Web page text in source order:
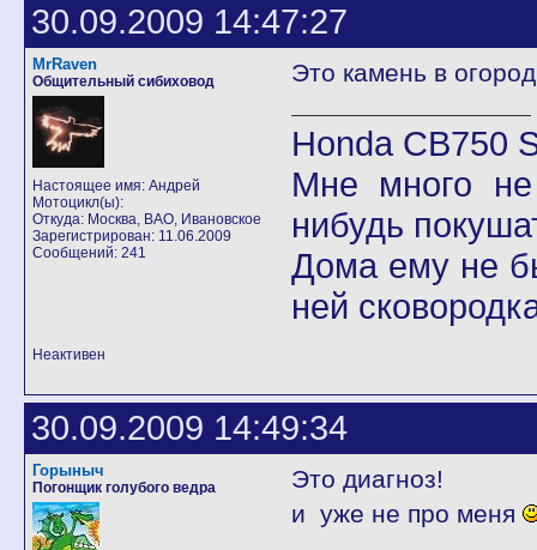
30.09.2009 14:47:27
MrRaven
Общительный сибиховод
Настоящее имя: Андрей
Мотоцикл(ы):
Откуда: Москва, ВАО, Ивановское
Зарегистрирован: 11.06.2009
Сообщений: 241
Это камень в
Honda CB750
Мне много
нибудь
Дома ему не
ней
Неактивен
30.09.2009 14:49:34
Горыныч
Погонщик голубого ведра
Это диагноз!
и уже не про меня